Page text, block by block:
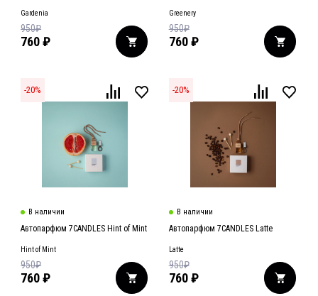
Gardenia
760₽
950₽
Greenery
760 ₽
950₽
-20%
В наличии
Автопарфюм 7CANDLES Hint of Mint
Hint of Mint
760₽
950₽
-20%
В наличии
Автопарфюм 7CANDLES Latte
Latte
760 ₽
950₽